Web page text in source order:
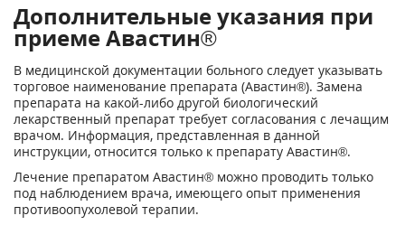
Дополнительные указания при
приеме Авастин®
В медицинской документации больного следует указывать
торговое наименование препарата (Авастин®). Замена
препарата на какой-либо другой биологический
лекарственный препарат требует согласования с лечащим
врачом. Информация, представленная в данной
инструкции, относится только к препарату Авастин®.
Лечение препаратом Авастин® можно проводить только
под наблюдением врача, имеющего опыт применения
противоопухолевой терапии.